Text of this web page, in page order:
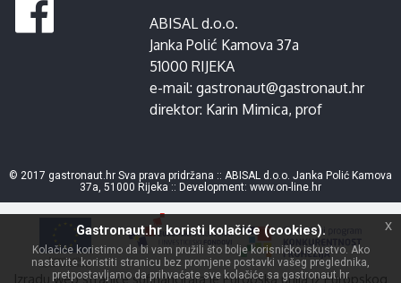
ABISAL d.o.o.
Janka Polić Kamova 37a
51000 RIJEKA
e-mail: gastronaut@gastronaut.hr
direktor: Karin Mimica, prof
© 2017 gastronaut.hr Sva prava pridržana :: ABISAL d.o.o. Janka Polić Kamova
37a, 51000 Rijeka :: Development: www.on-line.hr
Izradu web stranice sufinancirala je Europska unija iz Europskog
Gastronaut.hr koristi kolačiće (cookies).
Kolačiće koristimo da bi vam pružili što bolje korisničko iskustvo. Ako
nastavite koristiti stranicu bez promjene postavki vašeg preglednika,
pretpostavljamo da prihvaćate sve kolačiće sa gastronaut.hr
x